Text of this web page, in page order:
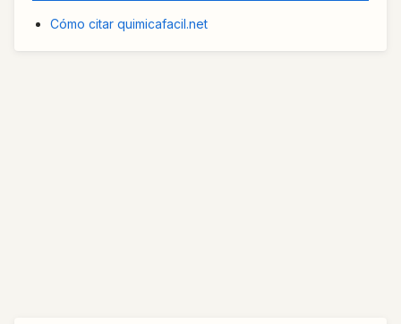
Cómo citar quimicafacil.net